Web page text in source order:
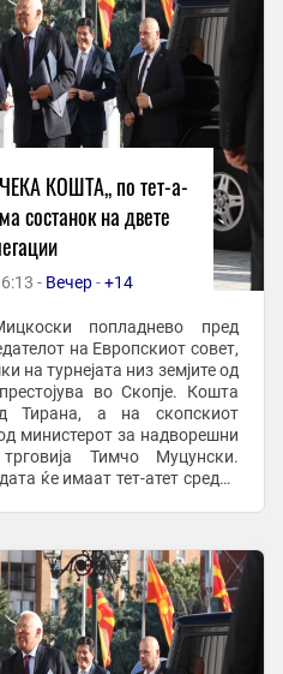
КОШТА,, по тет-а-
состанок на двете
- Вечер-+14
попладнево пред
на Европскиот совет,
на турнејата низ земјите од
во Скопје. Кошта
Тирана, а на скопскиот
министерот за надворешни
Тимчо Муцунски.
ќе имаат тет-атет средба